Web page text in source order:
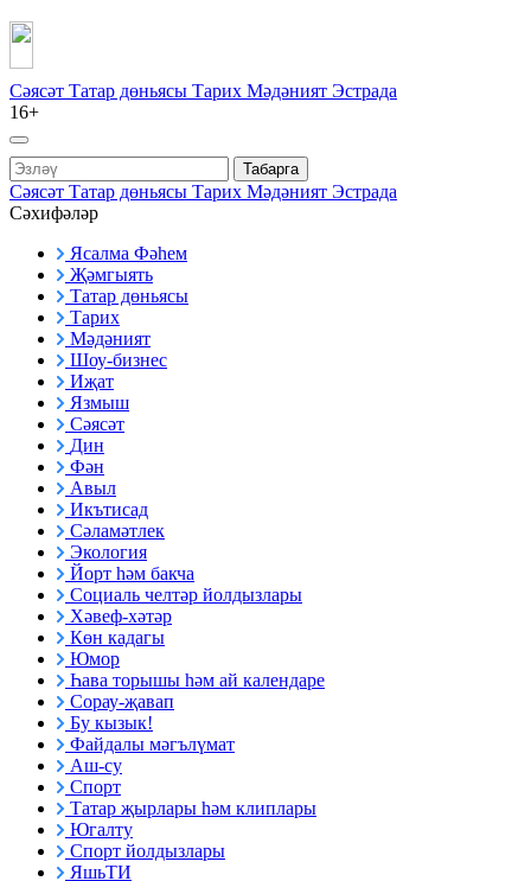
Сәясәт Татар дөньясы Тарих Мәдәният Эстрада
16+
Табарга
Сәясәт Татар дөньясы Тарих Мәдәният Эстрада
Сәхифәләр
Ясалма Фәһем
Җәмгыять
Татар дөньясы
Тарих
Мәдәният
Шоу-бизнес
Иҗат
Язмыш
Сәясәт
Дин
Фән
Авыл
Икътисад
Сәламәтлек
Экология
Йорт һәм бакча
Социаль челтәр йолдызлары
Хәвеф-хәтәр
Көн кадагы
Юмор
Һава торышы һәм ай календаре
Сорау-җавап
Бу кызык!
Файдалы мәгълүмат
Аш-су
Спорт
Татар җырлары һәм клиплары
Югалту
Спорт йолдызлары
ЯшьТИ